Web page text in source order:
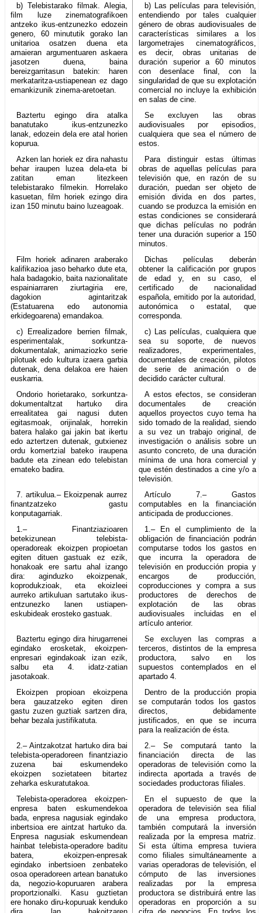
b) Telebistarako filmak. Alegia,
film luze zinematografikoen
antzeko ikus-entzunezko edozein
genero, 60 minututik gorako lan
unitarioa osatzen duena eta
amaieran argumentuaren askaera
jasotzen duena, baina
bereizgarritasun batekin: haren
merkataritza-ustiapenean ez dago
emankizunik zinema-aretoetan.
b) Las películas para televisión,
entendiendo por tales cualquier
género de obras audiovisuales de
características similares a los
largometrajes cinematográficos,
es decir, obras unitarias de
duración superior a 60 minutos
con desenlace final, con la
singularidad de que su explotación
comercial no incluye la exhibición
en salas de cine.
Baztertu egingo dira atalka
banatutako ikus-entzunezko
lanak, edozein dela ere atal horien
kopurua.
Se excluyen las obras
audiovisuales por episodios,
cualquiera que sea el número de
estos.
Azken lan horiek ez dira nahastu
behar iraupen luzea dela-eta bi
zatitan eman litezkeen
telebistarako filmekin. Horrelako
kasuetan, film horiek ezingo dira
izan 150 minutu baino luzeagoak.
Para distinguir estas últimas
obras de aquellas películas para
televisión que, en razón de su
duración, puedan ser objeto de
emisión divida en dos partes,
cuando se produzca la emisión en
estas condiciones se considerará
que dichas películas no podrán
tener una duración superior a 150
minutos.
Film horiek adinaren araberako
kalifikazioa jaso beharko dute eta,
hala badagokio, baita nazionalitate
espainiarraren ziurtagiria ere,
dagokion agintaritzak
(Estatuarena edo autonomia
erkidegoarena) emandakoa.
Dichas películas deberán
obtener la calificación por grupos
de edad y, en su caso, el
certificado de nacionalidad
española, emitido por la autoridad,
autonómica o estatal, que
corresponda.
c) Errealizadore berrien filmak,
esperimentalak, sorkuntza-
dokumentalak, animaziozko serie
pilotuak edo kultura izaera garbia
dutenak, dena delakoa ere haien
euskarria.
c) Las películas, cualquiera que
sea su soporte, de nuevos
realizadores, experimentales,
documentales de creación, pilotos
de serie de animación o de
decidido carácter cultural.
Ondorio horietarako, sorkuntza-
dokumentaltzat hartuko dira
errealitatea gai nagusi duten
egitasmoak, orijinalak, horrekin
batera halako gai jakin bat ikertu
edo aztertzen dutenak, gutxienez
ordu komertzial bateko iraupena
badute eta zinean edo telebistan
emateko badira.
A estos efectos, se consideran
documentales de creación
aquellos proyectos cuyo tema ha
sido tomado de la realidad, siendo
a su vez un trabajo original, de
investigación o análisis sobre un
asunto concreto, de una duración
mínima de una hora comercial y
que estén destinados a cine y/o a
televisión.
7. artikulua.– Ekoizpenak aurrez
finantzatzeko gastu
konputagarriak.
Artículo 7.– Gastos
computables en la financiación
anticipada de producciones.
1.– Finantziazioaren
betekizunean telebista-
operadoreak ekoizpen propioetan
egiten dituen gastuak ez ezik,
honakoak ere sartu ahal izango
dira: aginduzko ekoizpenak,
koprodukzioak, eta ekoizleei
aurreko artikuluan sartutako ikus-
entzunezko lanen ustiapen-
eskubideak erosteko gastuak.
1.– En el cumplimiento de la
obligación de financiación podrán
computarse todos los gastos en
que incurra la operadora de
televisión en producción propia y
encargos de producción,
coproducciones y compra a sus
productores de derechos de
explotación de las obras
audiovisuales incluidas en el
artículo anterior.
Baztertu egingo dira hirugarrenei
egindako erosketak, ekoizpen-
enpresari egindakoak izan ezik,
salbu eta 4. idatz-zatian
jasotakoak.
Se excluyen las compras a
terceros, distintos de la empresa
productora, salvo en los
supuestos contemplados en el
apartado 4.
Ekoizpen propioan ekoizpena
bera gauzatzeko egiten diren
gastu zuzen guztiak sartzen dira,
behar bezala justifikatuta.
Dentro de la producción propia
se computarán todos los gastos
directos, debidamente
justificados, en que se incurra
para la realización de ésta.
2.– Aintzakotzat hartuko dira bai
telebista-operadoreen finantziazio
zuzena bai eskumendeko
ekoizpen sozietateen bitartez
zeharka eskuratutakoa.
2.– Se computará tanto la
financiación directa de las
operadoras de televisión como la
indirecta aportada a través de
sociedades productoras filiales.
Telebista-operadorea ekoizpen-
enpresa baten eskumendekoa
bada, enpresa nagusiak egindako
inbertsioa ere aintzat hartuko da.
Enpresa nagusiak eskumendean
hainbat telebista-operadore baditu
batera, ekoizpen-enpresak
egindako inbertsioen zenbateko
osoa operadoreen artean banatuko
da, negozio-kopuruaren arabera
proportzionalki. Kasu guztietan
ere honako diru-kopuruak kenduko
En el supuesto de que la
operadora de televisión sea filial
de una empresa productora,
también computará la inversión
realizada por la empresa matriz.
Si esta última empresa tuviera
como filiales simultáneamente a
varias operadoras de televisión, el
cómputo de las inversiones
realizadas por la empresa
productora se distribuirá entre las
operadoras en proporción a su